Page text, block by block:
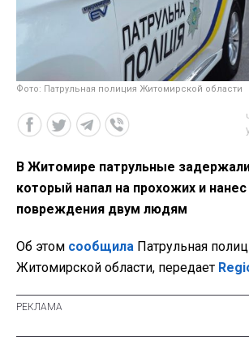
Фото: Патрульная полиция Житомирской области
В Житомире патрульные
который напал на прохожих и
повреждения двум людям
Об этом сообщила Патрульная
Житомирской области, передает